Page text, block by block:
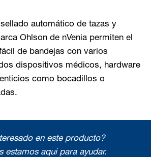
automático de tazas y
Ohlson de nVenia permiten el
de bandejas con varios
dispositivos médicos, hardware
como bocadillos o
en este producto?
estamos aqui para ayudar.